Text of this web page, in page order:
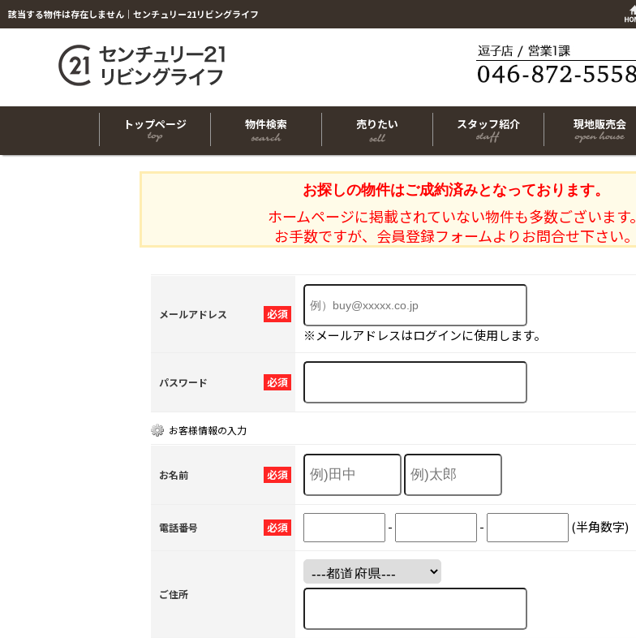
該当する物件は存在しません｜センチュリー21リビングライフ
トップページ 物件検索 売りたい スタッフ紹介 現地販売会
お探しの物件はご成約済みとなっております。
ホームページに掲載されていない物件も多数ございます。
お手数ですが、会員登録フォームよりお問合せ下さい。
必須
メールアドレス
※メールアドレスはログインに使用します。
必須
パスワード
お客様情報の入力
必須
お名前
必須
電話番号 - - (半角数字)
ご住所